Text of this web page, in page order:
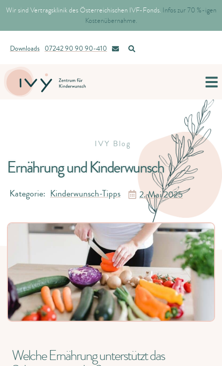
Wir sind Vertragsklinik des Österreichischen IVF-Fonds. Infos zur 70 %-igen
Kostenübernahme.
Downloads 07242 90 90 90-410
IVY Blog
Ernährung und Kinderwunsch
Kategorie: Kinderwunsch-Tipps 2. Mai 2025
Welche Ernährung unterstützt das